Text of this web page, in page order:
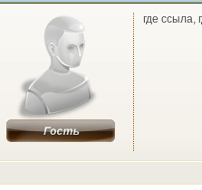
где ссыла,